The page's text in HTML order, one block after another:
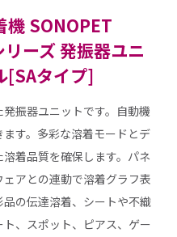
機 SONOPET
ーズ 発振器ユニ
[SAタイプ]
振器ユニットです。自動機
す。多彩な溶着モードとデ
着品質を確保します。パネ
アとの連動で溶着グラフ表
の伝達溶着、シートや不織
、スポット、ピアス、ゲー